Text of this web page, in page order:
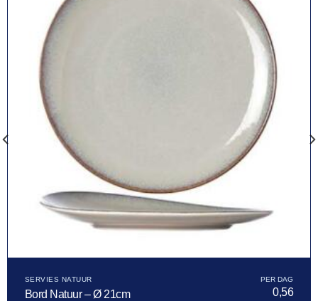
SERVIES NATUUR
Bord Natuur – Ø 21cm 0,56